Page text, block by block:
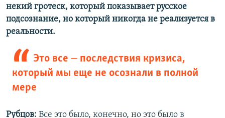
некий гротеск, который показывает русское
подсознание, но который никогда не реализуется в
реальности.
Это все –последствия кризиса,
который мы еще не осознали в полной
мере
Рубцов: Все это было, конечно, но это было в